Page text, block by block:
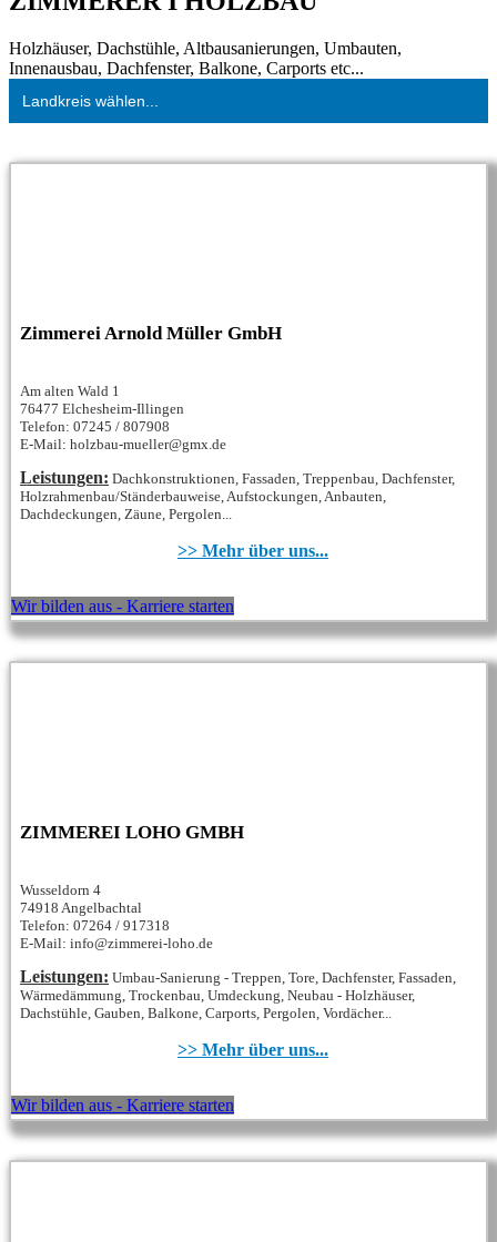
Holzhäuser, Dachstühle, Altbausanierungen, Umbauten,
Innenausbau, Dachfenster, Balkone, Carports etc...
Landkreis wählen...
Zimmerei Arnold Müller GmbH
Am alten Wald 1
76477 Elchesheim-Illingen
Telefon: 07245 / 807908
E-Mail: holzbau-mueller@gmx.de
Leistungen: Dachkonstruktionen, Fassaden, Treppenbau, Dachfenster,
Holzrahmenbau/Ständerbauweise, Aufstockungen, Anbauten,
Dachdeckungen, Zäune, Pergolen...
>> Mehr über uns...
Wir bilden aus - Karriere starten
ZIMMEREI LOHO GMBH
Wusseldorn 4
74918 Angelbachtal
Telefon: 07264 / 917318
E-Mail: info@zimmerei-loho.de
Leistungen: Umbau-Sanierung - Treppen, Tore, Dachfenster, Fassaden,
Wärmedämmung, Trockenbau, Umdeckung, Neubau - Holzhäuser,
Dachstühle, Gauben, Balkone, Carports, Pergolen, Vordächer...
>> Mehr über uns...
Wir bilden aus - Karriere starten